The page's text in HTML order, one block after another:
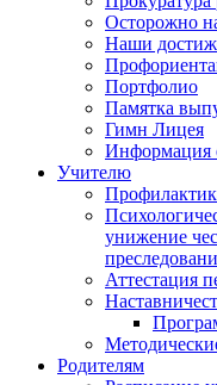
Осторожно
Наши
Портфолио
Памятка
Гимн Лицея
Информация
Учителю
унижение
Аттестация
Родителям